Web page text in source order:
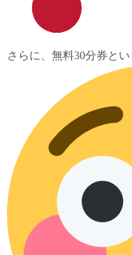
さらに、無料30分券と